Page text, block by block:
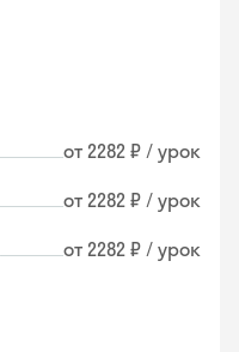
от 2282 ₽ / урок
от 2282 ₽ / урок
от 2282 ₽ / урок